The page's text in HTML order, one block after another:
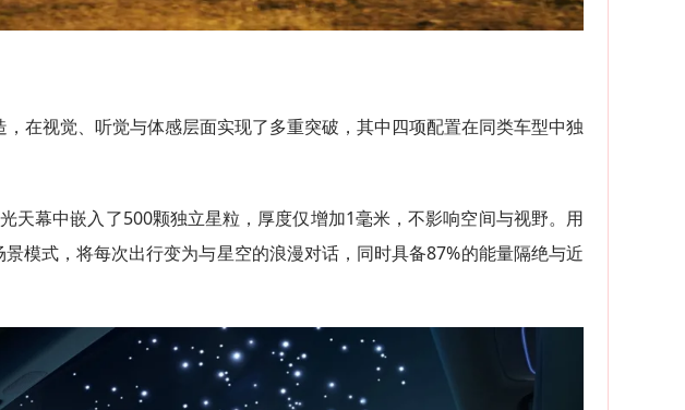
在视觉、听觉与体感层面实现了多重突破，其中四项配置在同类车型中独
天幕中嵌入了500颗独立星粒，厚度仅增加1毫米，不影响空间与视野。用
模式，将每次出行变为与星空的浪漫对话，同时具备87%的能量隔绝与近